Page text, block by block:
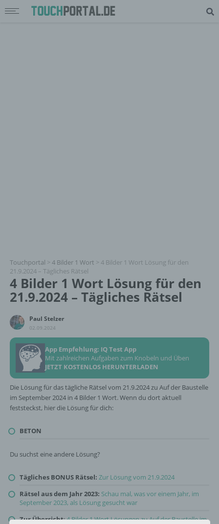
Touchportal > 4 Bilder 1 Wort > 4 Bilder 1 Wort Lösung für den
21.9.2024 – Tägliches Rätsel
4 Bilder 1 Wort Lösung für den
21.9.2024 – Tägliches Rätsel
Paul Stelzer
02.09.2024
App Empfehlung: IQ Test App
Mit zahlreichen Aufgaben zum Knobeln und Üben
JETZT KOSTENLOS HERUNTERLADEN
Die Lösung für das tägliche Rätsel vom 21.9.2024 zu Auf der Baustelle
im September 2024 in 4 Bilder 1 Wort. Wenn du dort aktuell
feststeckst, hier die Lösung für dich:
BETON
Du suchst eine andere Lösung?
Tägliches BONUS Rätsel: Zur Lösung vom 21.9.2024
Rätsel aus dem Jahr 2023: Schau mal, was vor einem Jahr, im
September 2023, als Lösung gesucht war
Zur Übersicht:4 Bilder 1 Wort Lösungen zu Auf der Baustelle im